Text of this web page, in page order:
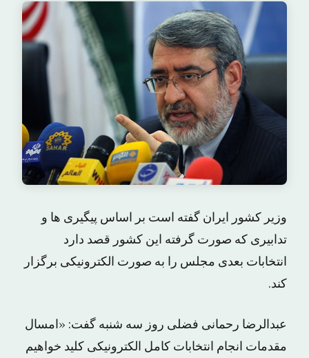
وزیر کشور ایران گفته است بر اساس پیگیری ها و
تدابیری که صورت گرفته این کشور قصد دارد
انتخابات بعدی مجلس را به صورت الکترونیکی برگزار
کند.
عبدالرضا رحمانی فضلی روز سه شنبه گفت: «امسال
مقدمات انجام انتخابات کامل الکترونیکی کلید خواهیم